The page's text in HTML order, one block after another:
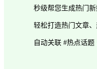
秒级帮您生成热门
轻松打造热门文章
自动关联 #热点话